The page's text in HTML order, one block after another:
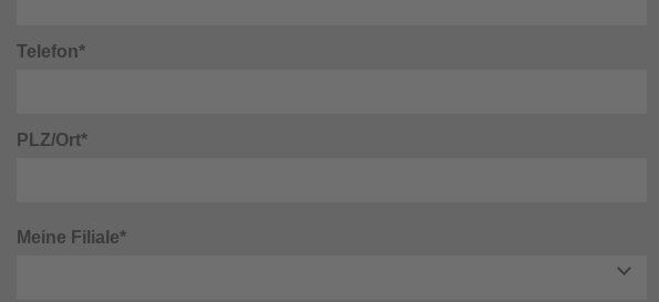
Telefon*
PLZ/Ort*
Meine Filiale*